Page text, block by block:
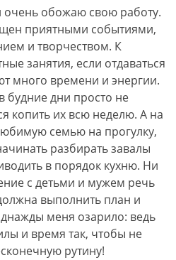
обожаю свою работу.
приятными событиями,
и творчеством. К
занятия, если отдаваться
много времени и энергии.
дни просто не
копить их всю неделю. А на
семью на прогулку,
разбирать завалы
в порядок кухню. Ни
с детьми и мужем речь
выполнить план и
меня озарило: ведь
и время так, чтобы не
рутину!